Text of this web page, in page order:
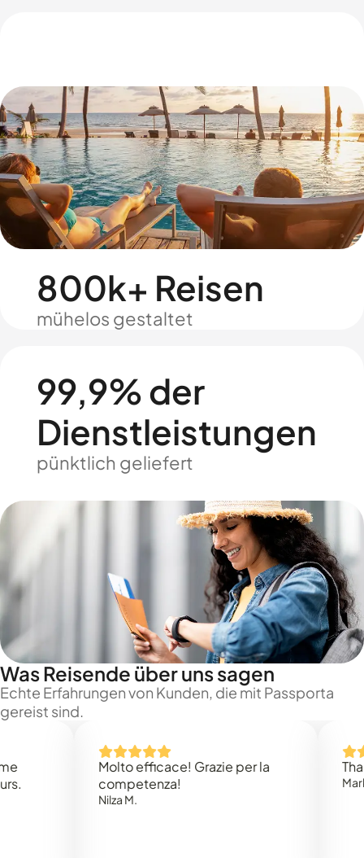
800k+ Reisen
mühelos gestaltet
99,9% der
Dienstleistungen
pünktlich geliefert
Was Reisende über uns sagen
Echte Erfahrungen von Kunden, die mit Passporta
gereist sind.
Molto efficace! Grazie per la
competenza!
Nilza M.
Thank
Mark N.